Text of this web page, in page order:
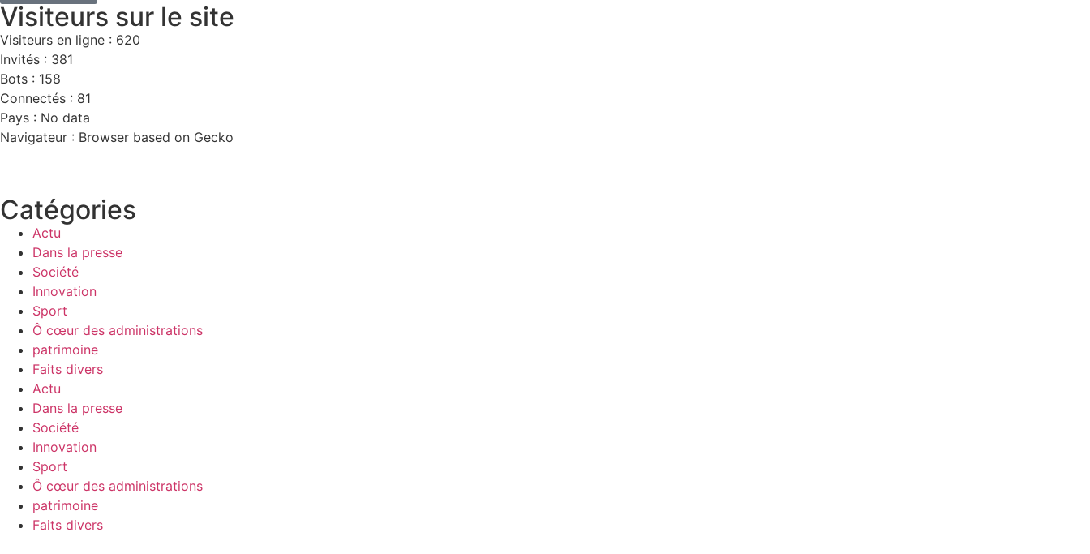
Visiteurs sur le site
Visiteurs en ligne : 620
Invités : 381
Bots : 158
Connectés : 81
Pays : No data
Navigateur : Browser based on Gecko
Catégories
Actu
Dans la presse
Société
Innovation
Sport
Ô cœur des administrations
patrimoine
Faits divers
Actu
Dans la presse
Société
Innovation
Sport
Ô cœur des administrations
patrimoine
Faits divers